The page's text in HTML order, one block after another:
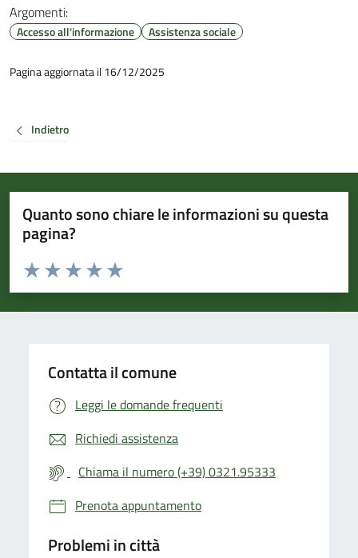
Argomenti:
Accesso all'informazione Assistenza sociale
Pagina aggiornata il 16/12/2025
Indietro
Quanto sono chiare le informazioni su questa
pagina?
Valuta da 1 a 5 stelle la pagina
Valuta 5 stelle su 5
Valuta 4 stelle su 5
Valuta 3 stelle su 5
Valuta 2 stelle su 5
Valuta 1 stelle su 5
Contatta il comune
Leggi le domande frequenti
Richiedi assistenza
Chiama il numero (+39) 0321.95333
Prenota appuntamento
Problemi in città